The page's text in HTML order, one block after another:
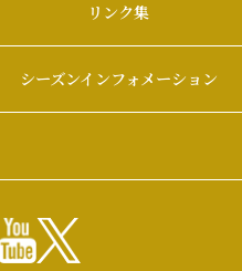
リンク集
シーズンインフォメーション